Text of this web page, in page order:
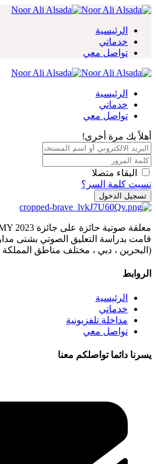
Skip
content الرئيسية
خدماتي
تواصل معي
الرئيسية
خدماتي
تواصل معي
أهلاً بك مرة أخرى!
البقاء متصلا
نسيت كلمة السر؟
تسجيل الدخول
معلقة صوتية حائزة على جائزة MBC ACADEMY 2023
قامت بدراسة التعليق الصوتي بشتى
(البحرين ، دبي ، مختلف مناطق المملكة
الروابط
الرئيسية
خدماتي
مداخلة تلفزيونية
تواصل معي
يسرنا دائما تواصلكم معنا